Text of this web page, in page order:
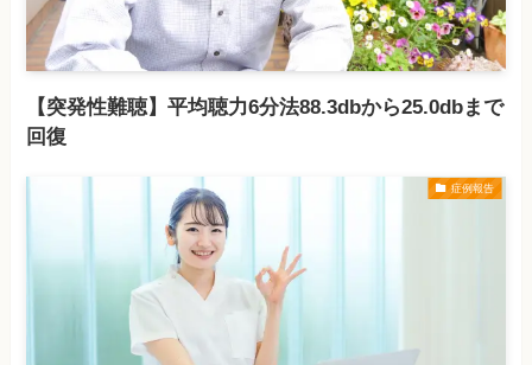
【突発性難聴】平均聴力6分法88.3dbから25.0dbまで
回復
症例報告